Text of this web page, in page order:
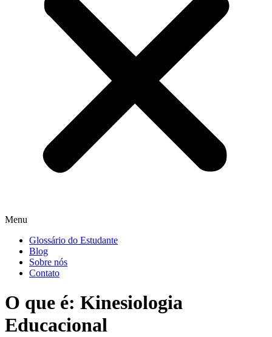
Menu
Glossário do Estudante
Blog
Sobre nós
Contato
O que é: Kinesiologia
Educacional